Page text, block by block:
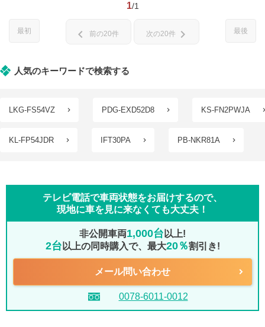
1/1
最初 最後
chevron_left 前の20件 次の20件 chevron_right
人気のキーワードで検索する
LKG-FS54VZ PDG-EXD52D8 KS-FN2PWJA
KL-FP54JDR IFT30PA PB-NKR81A
テレビ電話で車両状態をお届けするので、
現地に車を見に来なくても大丈夫！
非公開車両1,000台以上!
2台以上の同時購入で、最大20％割引き!
メール問い合わせ
0078-6011-0012